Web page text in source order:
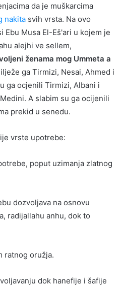
da je muškarcima
nakita svih vrsta. Na ovo
Ebu Musa El-Eš'ari u kojem je
alejhi ve sellem,
ženama mog Ummeta a
ga Tirmizi, Nesai, Ahmed i
ga ocjenili Tirmizi, Albani i
A slabim su ga ocijenili
prekid u senedu.
vrste upotrebe:
poput uzimanja zlatnog
dozvoljava na osnovu
radijallahu anhu, dok to
ratnog oružja.
dok hanefije i šafije